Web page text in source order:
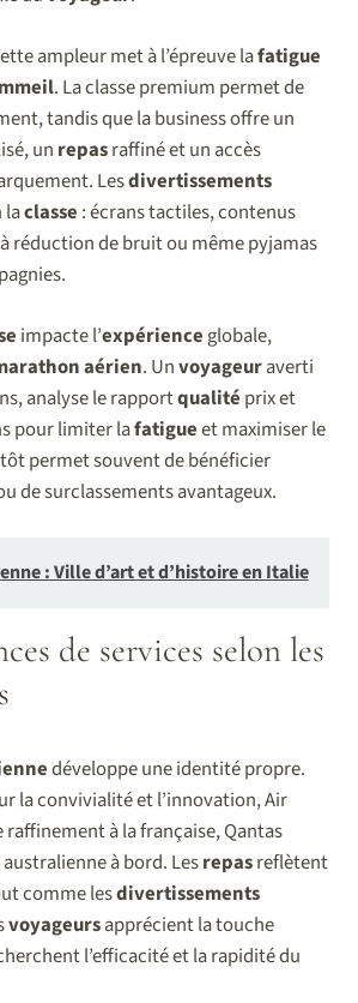
ampleur met à l’épreuve lafatigue
. La classe premium permet de
tandis que la business offre un
un repasraffiné et un accès
Lesdivertissements
laclasse : écrans tactiles, contenus
réduction de bruit ou même pyjamas
impacte l’expérienceglobale,
aérien. Unvoyageuraverti
analyse le rapportqualité prix et
pour limiter lafatigueet maximiser le
tôt permet souvent de bénéficier
de surclassements avantageux.
: Ville d’art et d’histoire en Italie
de services selon les
développe une identité propre.
la convivialité et l’innovation, Air
raffinement à la française, Qantas
australienne à bord. Lesrepasreflètent
comme lesdivertissements
voyageursapprécient la touche
l’efficacité et la rapidité du